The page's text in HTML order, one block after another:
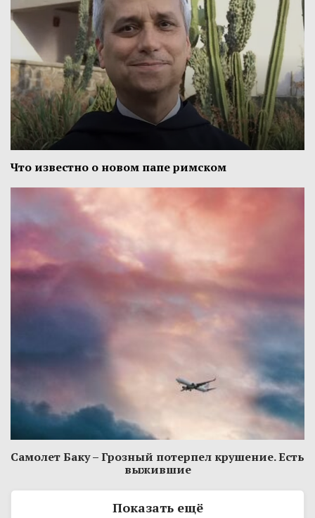
Что известно о новом папе римском
Самолет Баку – Грозный потерпел крушение. Есть
выжившие
Показать ещё